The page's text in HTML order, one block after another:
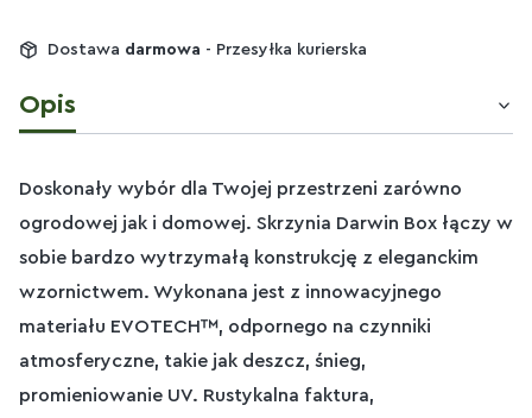
Dostawa darmowa - Przesyłka kurierska
Opis
Doskonały wybór dla Twojej przestrzeni zarówno
ogrodowej jak i domowej. Skrzynia Darwin Box łączy w
sobie bardzo wytrzymałą konstrukcję z eleganckim
wzornictwem. Wykonana jest z innowacyjnego
materiału EVOTECH™, odpornego na czynniki
atmosferyczne, takie jak deszcz, śnieg,
promieniowanie UV. Rustykalna faktura,